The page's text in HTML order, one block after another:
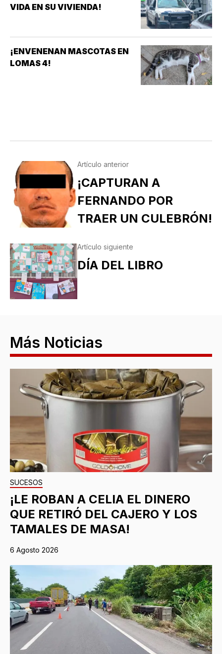
VIDA EN SU VIVIENDA!
¡ENVENENAN MASCOTAS EN
LOMAS 4!
Artículo anterior
¡CAPTURAN A
FERNANDO POR
TRAER UN CULEBRÓN!
Artículo siguiente
DÍA DEL LIBRO
Más Noticias
SUCESOS
¡LE ROBAN A CELIA EL DINERO
QUE RETIRÓ DEL CAJERO Y LOS
TAMALES DE MASA!
6 Agosto 2026